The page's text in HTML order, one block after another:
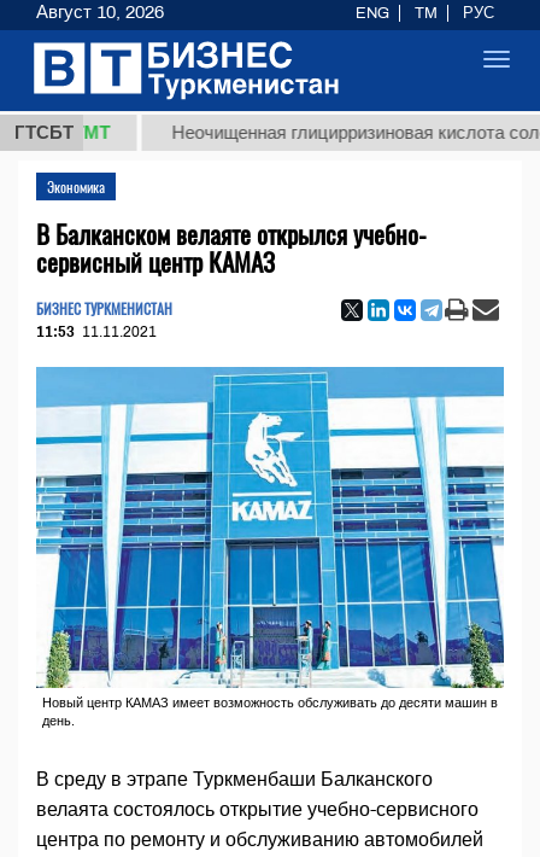
ГТСБТ
ТМТ Неочищенная глицирризиновая кислота
Экономика
В Балканском велаяте открылся учебно-
сервисный центр КАМАЗ
БИЗНЕС ТУРКМЕНИСТАН
11:53 11.11.2021
Новый центр КАМАЗ имеет возможность обслуживать до десяти машин в
день.
В среду в этрапе Туркменбаши Балканского
велаята состоялось открытие учебно-сервисного
центра по ремонту и обслуживанию автомобилей
Август 10, 2026 ENG TM РУС